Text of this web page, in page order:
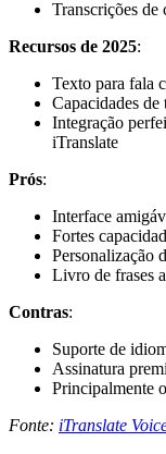
Transcrições de
Recursos de 2025:
Texto para fala
Capacidades
Integração
iTranslate
Prós:
Interface
Fortes
Personalização
Livro de frases
Contras:
Suporte de
Assinatura
Principalmente
Fonte: iTranslate